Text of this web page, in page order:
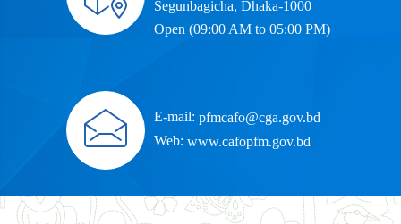
Segunbagicha, Dhaka-1000
Open (09:00 AM to 05:00 PM)
E-mail: pfmcafo@cga.gov.bd
Web: www.cafopfm.gov.bd